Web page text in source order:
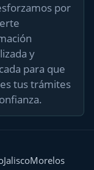
por
y
para que
tus trámites
JaliscoMorelos